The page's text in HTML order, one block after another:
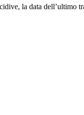
la data dell’ultimo